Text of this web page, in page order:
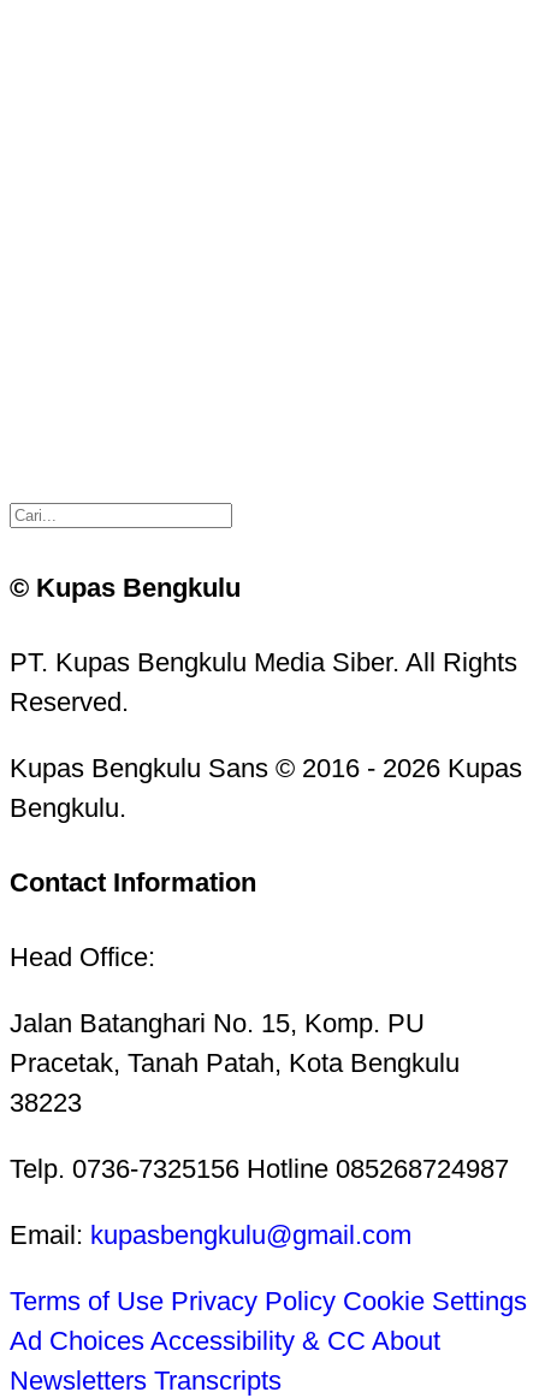
© Kupas Bengkulu
PT. Kupas Bengkulu Media Siber. All Rights
Reserved.
Kupas Bengkulu Sans © 2016 - 2026 Kupas
Bengkulu.
Contact Information
Head Office:
Jalan Batanghari No. 15, Komp. PU
Pracetak, Tanah Patah, Kota Bengkulu
38223
Telp. 0736-7325156 Hotline 085268724987
Email: kupasbengkulu@gmail.com
Terms of Use Privacy Policy Cookie Settings
Ad Choices Accessibility & CC About
Newsletters Transcripts